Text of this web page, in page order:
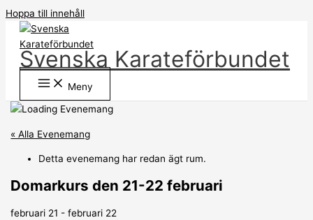
Hoppa till innehåll
Svenska Karateförbundet
Meny
« Alla Evenemang
Detta evenemang har redan ägt rum.
Domarkurs den 21-22 februari
februari 21 -februari 22